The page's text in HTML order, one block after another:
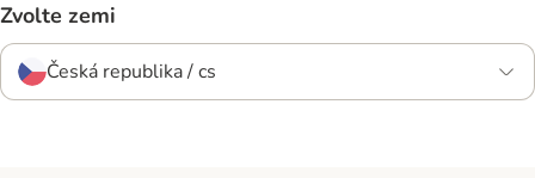
Zvolte zemi
Česká republika / cs